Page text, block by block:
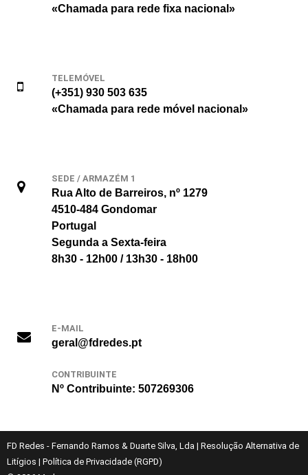
«Chamada para rede fixa nacional»
TELEMÓVEL
(+351) 930 503 635
«Chamada para rede móvel nacional»
SEDE / ARMAZÉM 1
Rua Alto de Barreiros, nº 1279
4510-484 Gondomar
Portugal
Segunda a Sexta-feira
8h30 - 12h00 / 13h30 - 18h00
E-MAIL
geral@fdredes.pt
CONTRIBUINTE
Nº Contribuinte: 507269306
FD Redes - Fernando Ramos & Duarte Silva, Lda | Resolução Alternativa de
Litígios | Política de Privacidade (RGPD)